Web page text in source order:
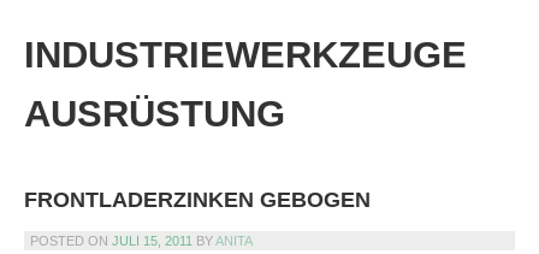
content
INDUSTRIEWERKZEUGE
AUSRÜSTUNG
FRONTLADERZINKEN GEBOGEN
POSTED ON JULI 15, 2011 BYANITA